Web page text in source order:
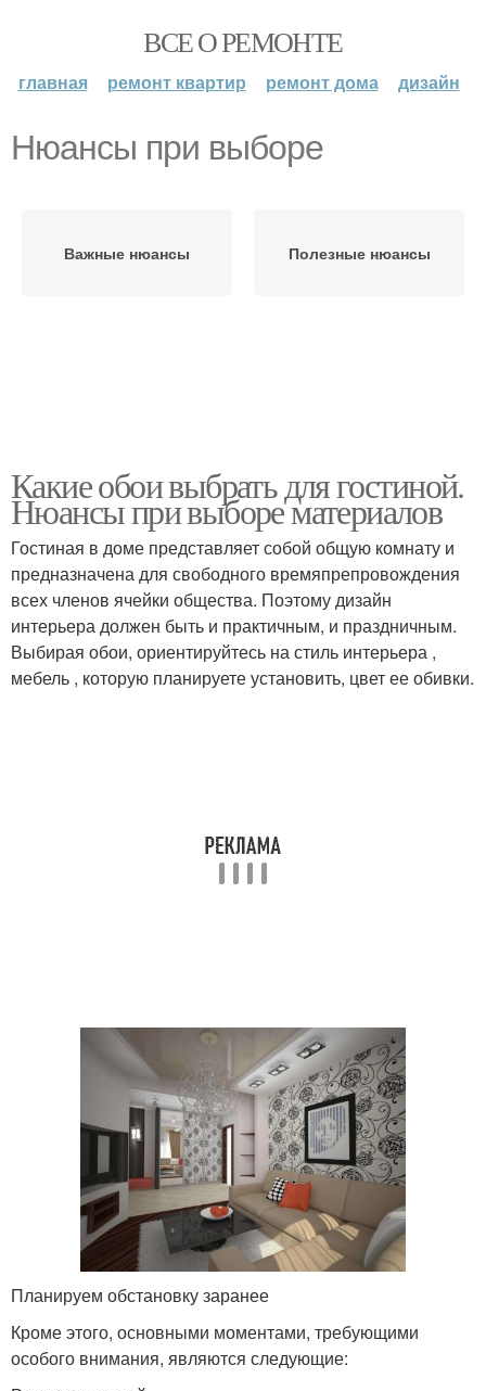
ВСЕ О РЕМОНТЕ
главная ремонт квартир ремонт дома дизайн
Нюансы при выборе
Важные нюансы Полезные нюансы
Какие обои выбрать для гостиной.
Нюансы при выборе материалов
Гостиная в доме представляет собой общую комнату и
предназначена для свободного времяпрепровождения
всех членов ячейки общества. Поэтому дизайн
интерьера должен быть и практичным, и праздничным.
Выбирая обои, ориентируйтесь на стиль интерьера ,
мебель , которую планируете установить, цвет ее обивки.
Планируем обстановку заранее
Кроме этого, основными моментами, требующими
особого внимания, являются следующие: